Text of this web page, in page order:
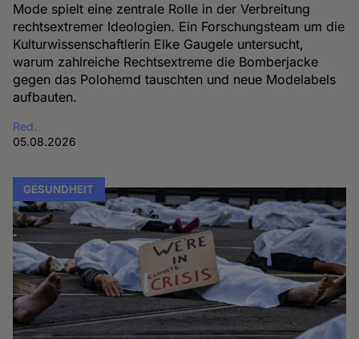
Mode spielt eine zentrale Rolle in der Verbreitung
rechtsextremer Ideologien. Ein Forschungsteam um die
Kulturwissenschaftlerin Elke Gaugele untersucht,
warum zahlreiche Rechtsextreme die Bomberjacke
gegen das Polohemd tauschten und neue Modelabels
aufbauten.
Red.
05.08.2026
GESUNDHEIT